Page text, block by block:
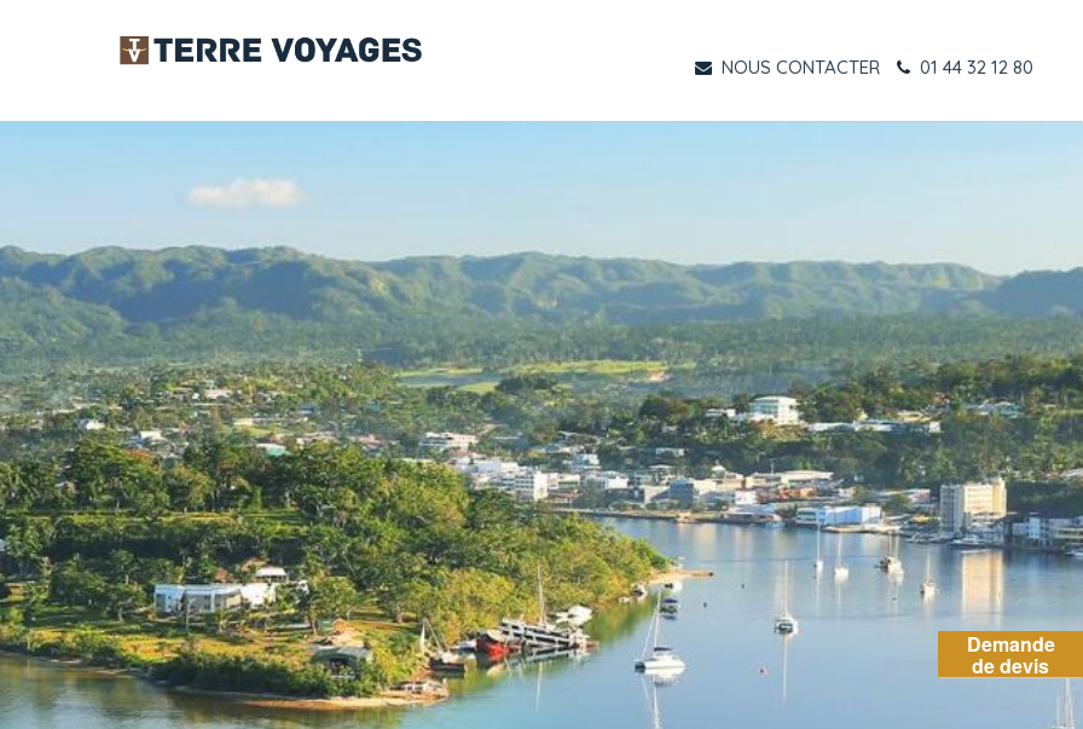
NOUS CONTACTER 01 44 32 12 80
Demande
de devis